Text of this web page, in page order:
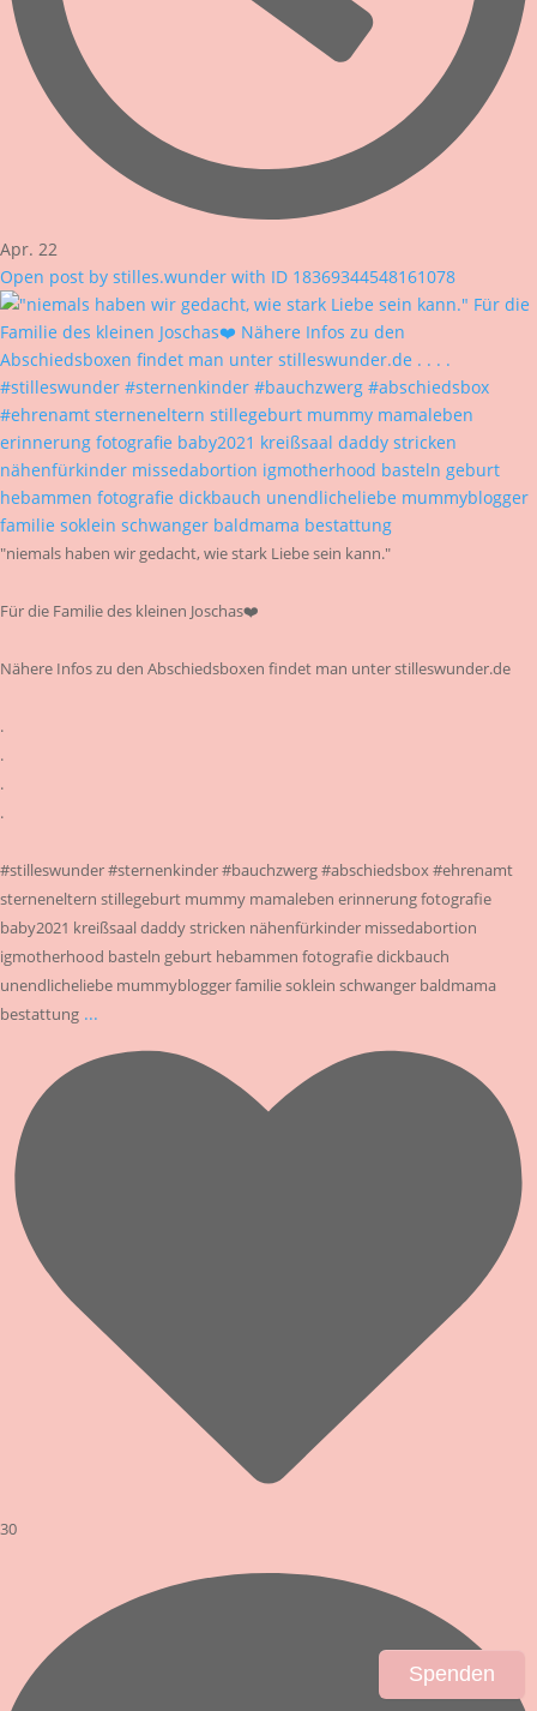
Apr. 22
Open post by stilles.wunder with ID 18369344548161078
"niemals haben wir gedacht, wie stark Liebe sein kann."
Für die Familie des kleinen Joschas❤️
Nähere Infos zu den Abschiedsboxen findet man unter stilleswunder.de
.
.
.
.
#stilleswunder #sternenkinder #bauchzwerg #abschiedsbox #ehrenamt
sterneneltern stillegeburt mummy mamaleben erinnerung fotografie
baby2021 kreißsaal daddy stricken nähenfürkinder missedabortion
igmotherhood basteln geburt hebammen fotografie dickbauch
unendlicheliebe mummyblogger familie soklein schwanger baldmama
bestattung ...
30
Spenden